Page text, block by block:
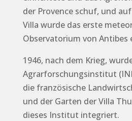
der Provence schuf, und
Villa wurde das erste
Observatorium von Antibes
1946, nach dem Krieg,
Agrarforschungsinstitut
die französische
und der Garten der Villa
dieses Institut integriert.